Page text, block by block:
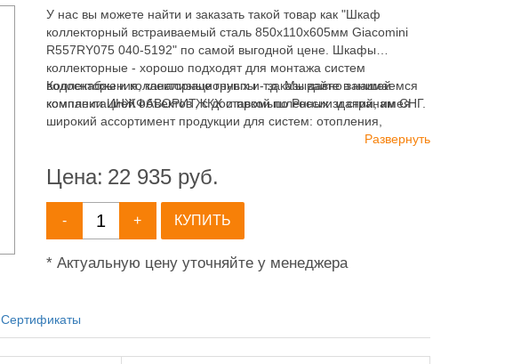
У нас вы можете найти и заказать такой товар как "Шкаф
коллекторный встраиваемый сталь 850х110х605мм Giacomini
R557RY075 040-5192" по самой выгодной цене. Шкафы
коллекторные - хорошо подходят для монтажа систем
водоснабжения, канализационных и т.д. Мы давно занимаемся
комплектацией объектов ЖКХ и промышленных зданий, имея
широкий ассортимент продукции для систем: отопления,
Коллекторы и коллекторные группы - заказывайте в нашей
компании ИНЖФАВОРИТ, с доставкой по России и странам СНГ.
Развернуть
Цена: 22 935руб.
- + КУПИТЬ
* Актуальную цену уточняйте у менеджера
Сертификаты